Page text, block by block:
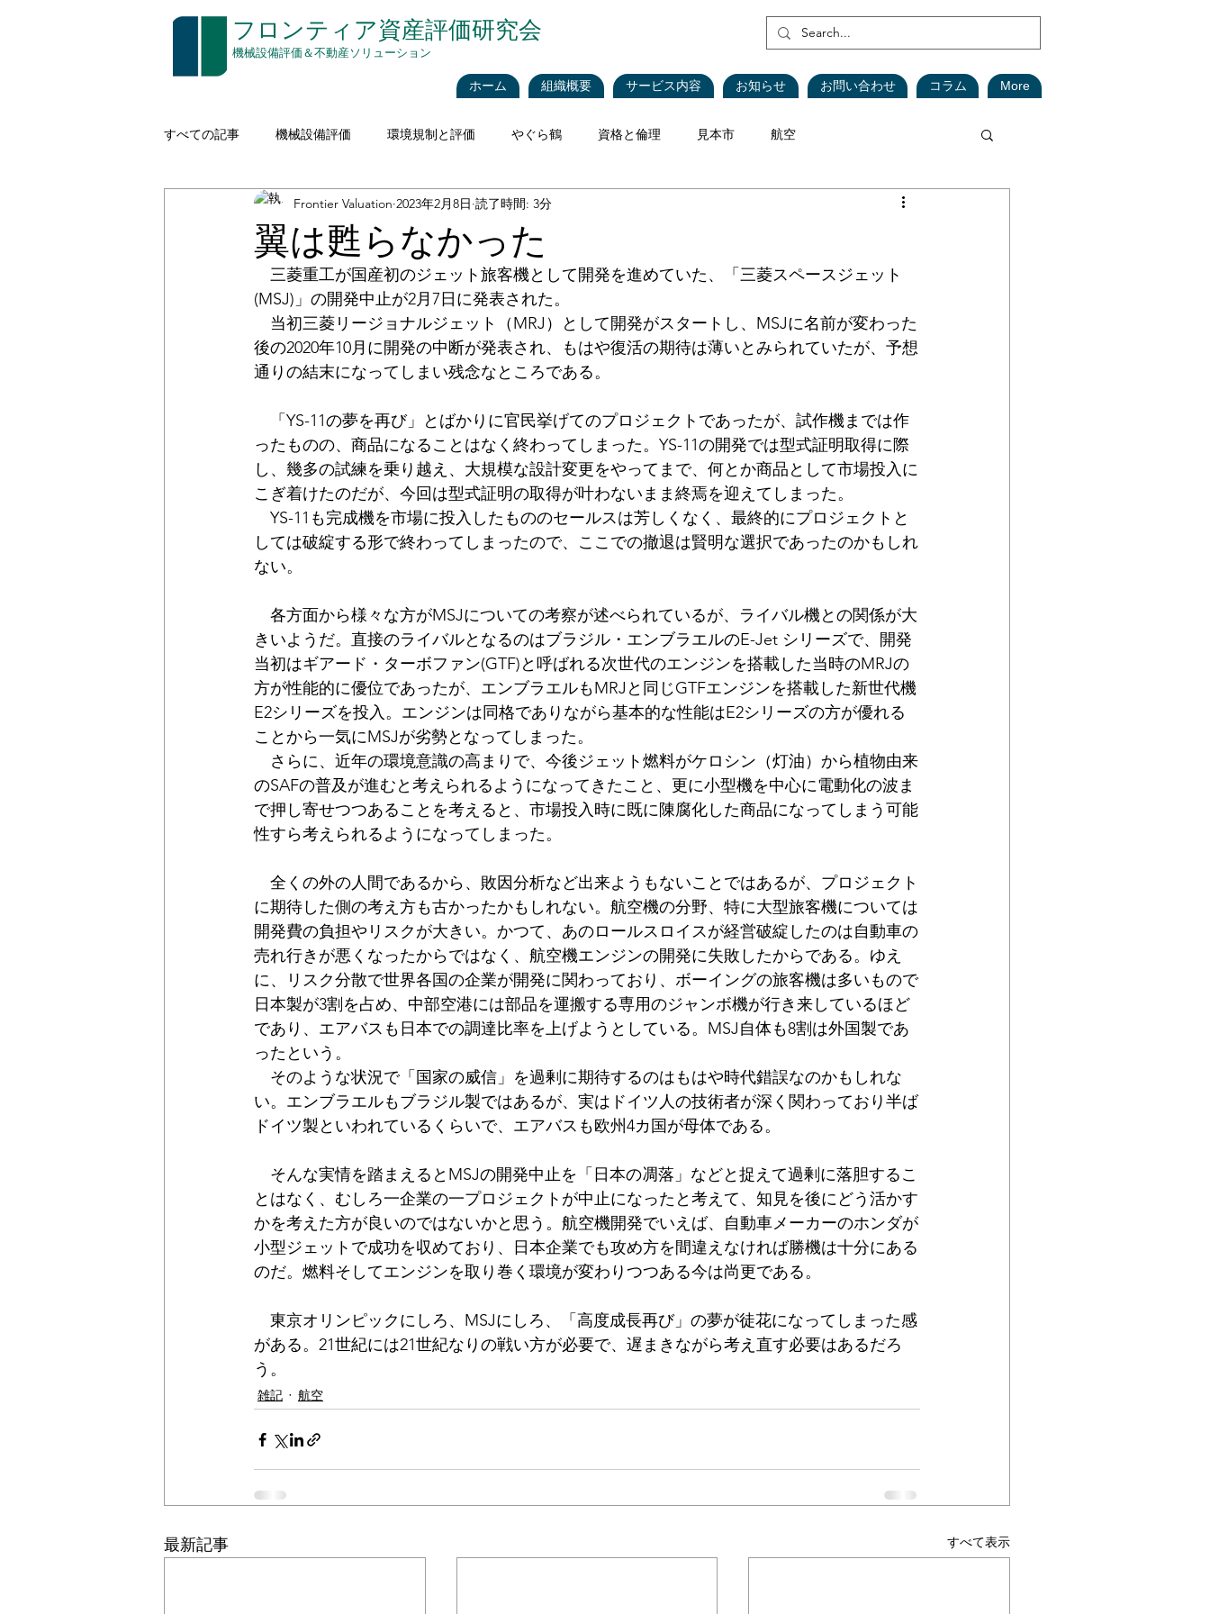
​フロンティア資産評価研究会
​機械設備評価＆不動産ソリューション
ホーム 組織概要 サービス内容 お知らせ お問い合わせ コラム More
すべての記事 機械設備評価 環境規制と評価 やぐら鶴 資格と倫理 見本市 航空
建設機械（イエローアイロン） 評価理論 税法と評価
印刷 通信 海運・船舶 食品 再生可能エネルギー インベントリ(在庫資産)
コストアプローチ 無形資産評価 CEIV 工作機械 Blockchain 現地調査における安全対策 SDGs
時価 固定資産税
翼は甦らなかった
Frontier Valuation 2023年2月8日 読了時間: 3分
三菱重工が国産初のジェット旅客機として開発を進めていた、「三菱スペースジェット
(MSJ)」の開発中止が2月7日に発表された。
当初三菱リージョナルジェット（MRJ）として開発がスタートし、MSJに名前が変わった
後の2020年10月に開発の中断が発表され、もはや復活の期待は薄いとみられていたが、予想
通りの結末になってしまい残念なところである。
「YS-11の夢を再び」とばかりに官民挙げてのプロジェクトであったが、試作機までは作
ったものの、商品になることはなく終わってしまった。YS-11の開発では型式証明取得に際
し、幾多の試練を乗り越え、大規模な設計変更をやってまで、何とか商品として市場投入に
こぎ着けたのだが、今回は型式証明の取得が叶わないまま終焉を迎えてしまった。
YS-11も完成機を市場に投入したもののセールスは芳しくなく、最終的にプロジェクトと
しては破綻する形で終わってしまったので、ここでの撤退は賢明な選択であったのかもしれ
ない。
各方面から様々な方がMSJについての考察が述べられているが、ライバル機との関係が大
きいようだ。直接のライバルとなるのはブラジル・エンブラエルのE-Jet シリーズで、開発
当初はギアード・ターボファン(GTF)と呼ばれる次世代のエンジンを搭載した当時のMRJの
方が性能的に優位であったが、エンブラエルもMRJと同じGTFエンジンを搭載した新世代機
E2シリーズを投入。エンジンは同格でありながら基本的な性能はE2シリーズの方が優れる
ことから一気にMSJが劣勢となってしまった。
さらに、近年の環境意識の高まりで、今後ジェット燃料がケロシン（灯油）から植物由来
のSAFの普及が進むと考えられるようになってきたこと、更に小型機を中心に電動化の波ま
で押し寄せつつあることを考えると、市場投入時に既に陳腐化した商品になってしまう可能
性すら考えられるようになってしまった。
全くの外の人間であるから、敗因分析など出来ようもないことではあるが、プロジェクト
に期待した側の考え方も古かったかもしれない。航空機の分野、特に大型旅客機については
開発費の負担やリスクが大きい。かつて、あのロールスロイスが経営破綻したのは自動車の
売れ行きが悪くなったからではなく、航空機エンジンの開発に失敗したからである。ゆえ
に、リスク分散で世界各国の企業が開発に関わっており、ボーイングの旅客機は多いもので
日本製が3割を占め、中部空港には部品を運搬する専用のジャンボ機が行き来しているほど
であり、エアバスも日本での調達比率を上げようとしている。MSJ自体も8割は外国製であ
ったという。
そのような状況で「国家の威信」を過剰に期待するのはもはや時代錯誤なのかもしれな
い。エンブラエルもブラジル製ではあるが、実はドイツ人の技術者が深く関わっており半ば
ドイツ製といわれているくらいで、エアバスも欧州4カ国が母体である。
そんな実情を踏まえるとMSJの開発中止を「日本の凋落」などと捉えて過剰に落胆するこ
とはなく、むしろ一企業の一プロジェクトが中止になったと考えて、知見を後にどう活かす
かを考えた方が良いのではないかと思う。航空機開発でいえば、自動車メーカーのホンダが
小型ジェットで成功を収めており、日本企業でも攻め方を間違えなければ勝機は十分にある
のだ。燃料そしてエンジンを取り巻く環境が変わりつつある今は尚更である。
東京オリンピックにしろ、MSJにしろ、「高度成長再び」の夢が徒花になってしまった感
がある。21世紀には21世紀なりの戦い方が必要で、遅まきながら考え直す必要はあるだろ
う。
雑記 航空
最新記事 すべて表示